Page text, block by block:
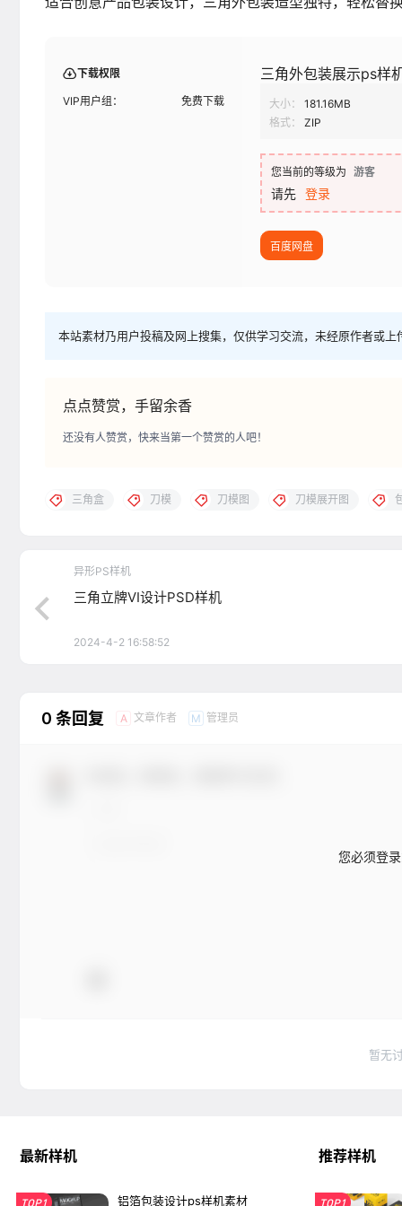
下载权限
VIP用户组： 免费下载
三角外包装展示ps样
大小：
181.16MB
格式：
ZIP
您当前的等级为 游客
请先 登录
百度网盘
本站素材乃用户投稿及网上搜集，仅供学习交流，未经原作者或
点点赞赏，手留余香
还没有人赞赏，快来当第一个赞赏的人吧！
三角盒 刀模 刀模图 刀模展开图
异形PS样机
三角立牌VI设计PSD样机
2024-4-2 16:58:52
0 条回复 A 文章作者 M 管理员
您必须登
暂无
最新样机
TOP1 铝箔包装设计ps样机素材
推荐样机
TOP1